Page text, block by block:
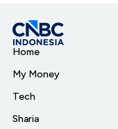
Home
My Money
Tech
Sharia